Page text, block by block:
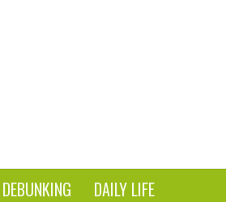
DEBUNKING DAILY LIFE